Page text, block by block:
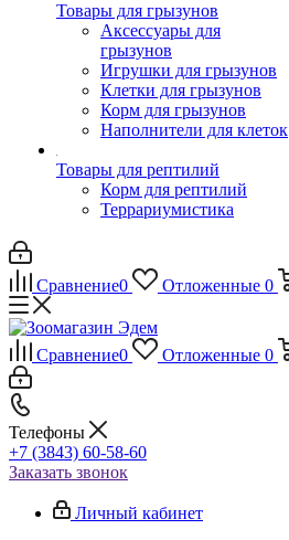
Товары для грызунов
Аксессуары для
грызунов
Игрушки для грызунов
Клетки для грызунов
Корм для грызунов
Наполнители для клеток
Товары для рептилий
Корм для рептилий
Террариумистика
Сравнение0 Отложенные 0
Сравнение0 Отложенные 0
Телефоны
+7 (3843) 60-58-60
Заказать звонок
Личный кабинет